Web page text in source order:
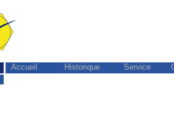
Accueil Historique Service